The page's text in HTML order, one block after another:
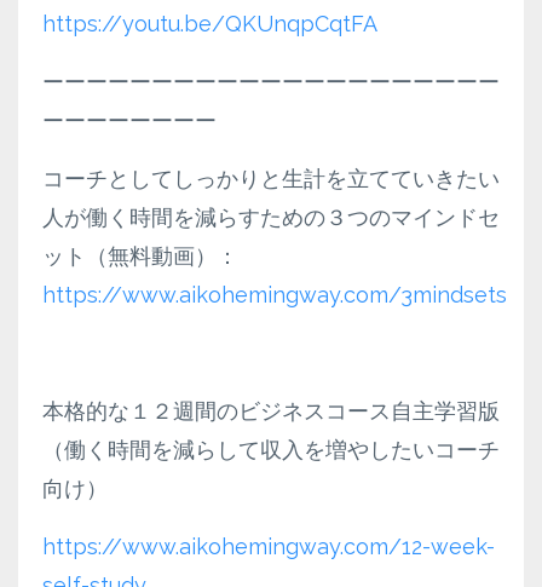
https://youtu.be/QKUnqpCqtFA
ーーーーーーーーーーーーーーーーーーーーー
ーーーーーーーー
コーチとしてしっかりと生計を立てていきたい
人が働く時間を減らすための３つのマインドセ
ット（無料動画）：
https://www.aikohemingway.com/3mindsets
本格的な１２週間のビジネスコース自主学習版
（働く時間を減らして収入を増やしたいコーチ
向け）
https://www.aikohemingway.com/12-week-